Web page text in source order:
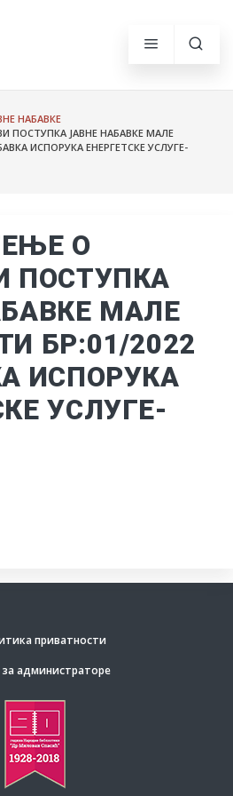
НАБАВКЕ
ЈАВНЕ НАБАВКЕ МАЛЕ
ИСПОРУКА ЕНЕРГЕТСКЕ УСЛУГЕ-
О
ПОСТУПКА
МАЛЕ
БР:01/2022
ИСПОРУКА
УСЛУГЕ-
приватности
администраторе